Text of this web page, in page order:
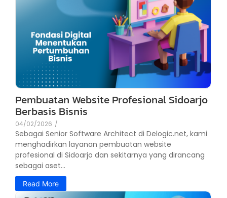
Pembuatan Website Profesional Sidoarjo
Berbasis Bisnis
04/02/2026 /
Sebagai Senior Software Architect di Delogic.net, kami
menghadirkan layanan pembuatan website
profesional di Sidoarjo dan sekitarnya yang dirancang
sebagai aset...
Read More